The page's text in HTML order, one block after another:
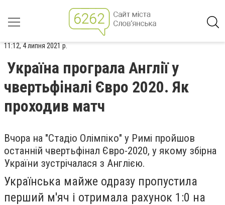
11:12, 4 липня 2021 р.
Україна програла Англії у
чвертьфіналі Євро 2020. Як
проходив матч
Вчора на "Стадіо Олімпіко" у Римі пройшов
останній чвертьфінал Євро-2020, у якому збірна
України зустрічалася з Англією.
Українська майже одразу пропустила
перший м'яч і отримала рахунок 1:0 на